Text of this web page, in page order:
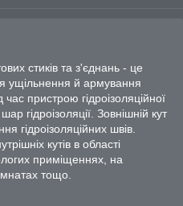
стиків та з'єднань - це
ущільнення й армування
час пристрою гідроізоляційної
гідроізоляції. Зовнішній кут
гідроізоляційних швів.
кутів в області
приміщеннях, на
тощо.